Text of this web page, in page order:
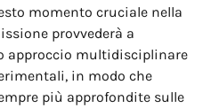
momento cruciale nella
provvederà a
approccio multidisciplinare
in modo che
più approfondite sulle